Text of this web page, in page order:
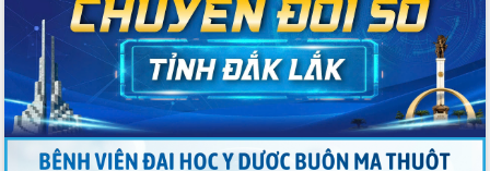
Đắk Lắk sẵn sàng các điều kiện cho
Ngày hội bầu cử đại biểu Quốc hội
khóa XVI và HĐND các cấp nhiệm kỳ
2026-2031
Đảm bảo cuộc bầu cử đại biểu Quốc
hội và đại biểu HĐND các cấp diễn ra
an toàn, hiệu quả, đúng quy định